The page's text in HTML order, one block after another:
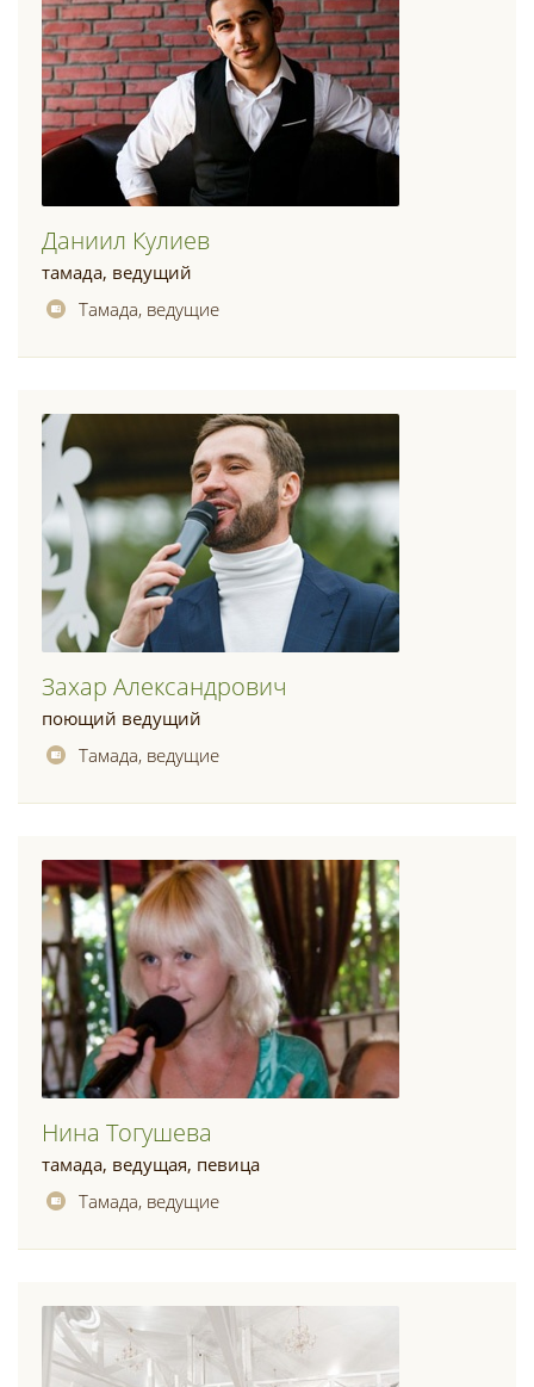
Даниил Кулиев
тамада, ведущий
Тамада, ведущие
Захар Александрович
поющий ведущий
Тамада, ведущие
Нина Тогушева
тамада, ведущая, певица
Тамада, ведущие